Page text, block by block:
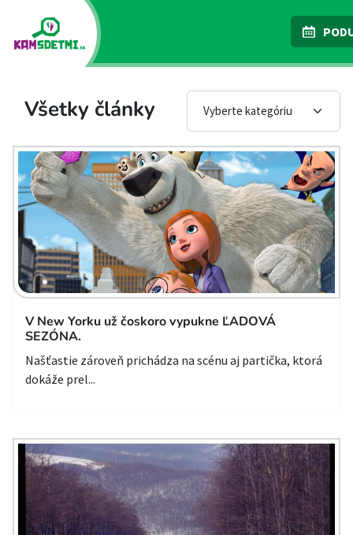
Všetky články
V New Yorku už čoskoro vypukne ĽADOVÁ
SEZÓNA.
Našťastie zároveň prichádza na scénu aj partička, ktorá
dokáže prel...